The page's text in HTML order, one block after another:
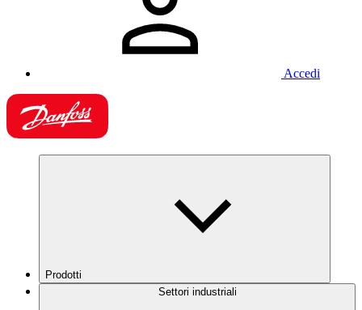
Accedi
Prodotti
Settori industriali